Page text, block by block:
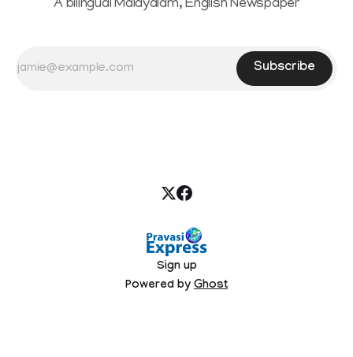
A bilingual Malayalam, English Newspaper
Subscribe
Sign up
Powered by Ghost